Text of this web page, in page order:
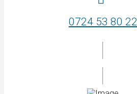
0724 53 80 22